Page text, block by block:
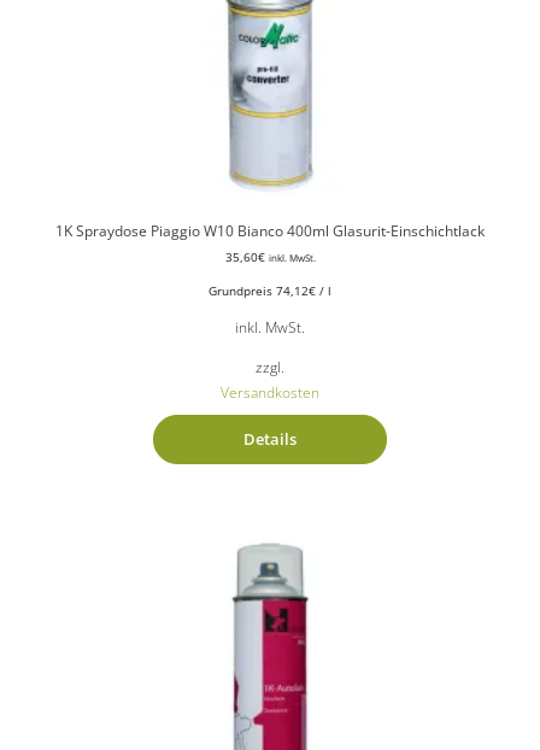
1K Spraydose Piaggio W10 Bianco 400ml Glasurit-Einschichtlack
35,60€ inkl. MwSt.
Grundpreis 74,12€ / l
inkl. MwSt.
zzgl.
Versandkosten
Details